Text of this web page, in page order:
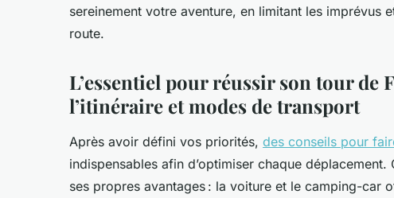
sereinement votre aventure, en limitant les imprévus
route.
L’essentiel pour réussir son tour de
l’itinéraire et modes de transport
Après avoir défini vos priorités, des conseils pour
indispensables afin d’optimiser chaque
ses propres avantages : la voiture et le camping-car